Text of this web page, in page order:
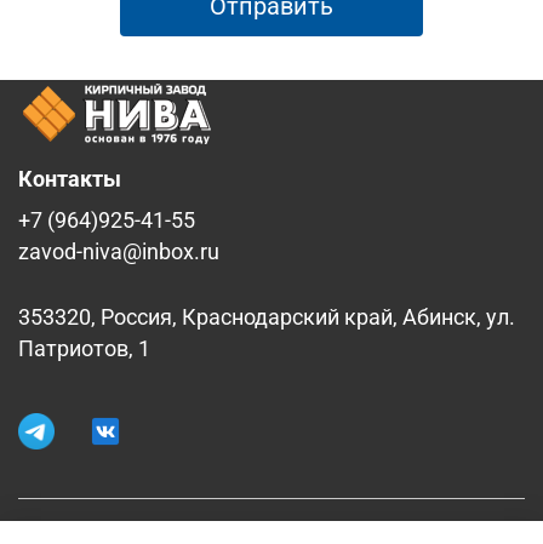
Контакты
+7 (964)925-41-55
zavod-niva@inbox.ru
353320, Россия, Краснодарский край, Абинск, ул.
Патриотов, 1